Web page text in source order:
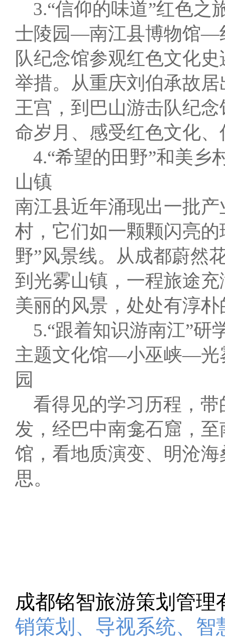
3.“信仰的味道”红色之
士陵园—南江县博物馆
队纪念馆参观红色文化
举措。从重庆刘伯承故
王宫，到巴山游击队纪
命岁月、感受红色文化
4.“希望的田野”和美
山镇
南江县近年涌现出一批
村，它们如一颗颗闪亮
野”风景线。从成都蔚然
到光雾山镇，一程旅途
美丽的风景，处处有淳
5.“跟着知识游南江”
主题文化馆—小巫峡—光
园
看得见的学习历程，带
发，经巴中南龛石窟，
馆，看地质演变、明沧
思。
成都铭智旅游策划管理
销策划 、 导视系统、 智